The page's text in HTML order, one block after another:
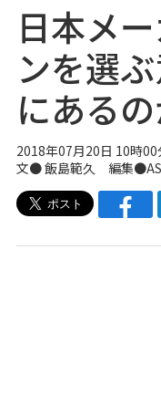
日本メ
ンを選
にある
2018年07月20日 10時00
文● 飯島範久 編集